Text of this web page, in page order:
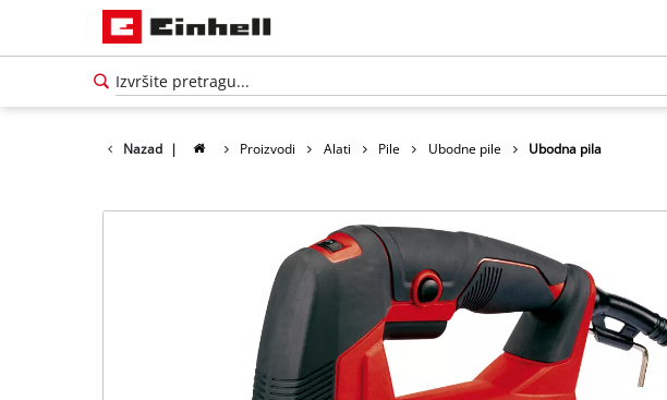
Nazad | Proizvodi Alati Pile Ubodne pile Ubodna pila